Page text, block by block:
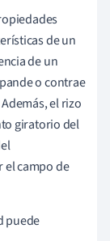
de un
de un
o contrae
el rizo
giratorio del
campo de
puede